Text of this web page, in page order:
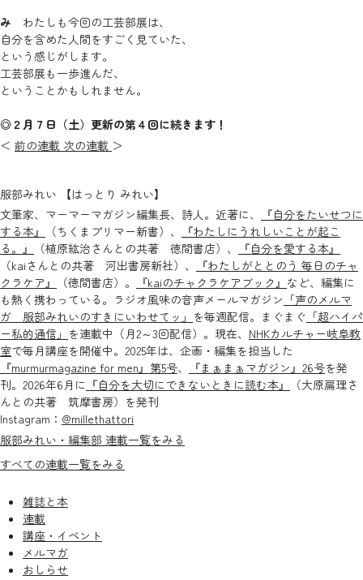
み わたしも今回の工芸部展は、
自分を含めた人間をすごく見ていた、
という感じがします。
工芸部展も一歩進んだ、
ということかもしれません。
◎２月７日（土）更新の第４回に続きます！
＜ 前の連載 次の連載 ＞
服部みれい 【はっとり みれい】
文筆家、マーマーマガジン編集長、詩人。近著に、
『自分をたいせつに
する本』
（ちくまプリマー新書）、
『わたしにうれしいことが起こ
る。』
（植原紘治さんとの共著 徳間書店）、
『自分を愛する本』
（kaiさんとの共著 河出書房新社）、
『わたしがととのう 毎日のチャ
クラケア』
（徳間書店）。 『kaiのチャクラケアブック』 など、編集に
も熱く携わっている。ラジオ風味の音声メールマガジン 「声のメルマ
ガ 服部みれいのすきにいわせてッ」 を毎週配信。まぐまぐ 「超ハイパ
ー私的通信」 を連載中（月2～3回配信）。現在、 NHKカルチャー岐阜教
室で毎月講座を開催中。2025年は、企画・編集を担当した
『murmurmagazine for men』第5号、 『まぁまぁマガジン』26号を発
刊。2026年6月に 『自分を大切にできないときに読む本』
（大原扁理さ
んとの共著 筑摩書房）を発刊
Instagram： @millethattori
服部みれい・編集部 連載一覧をみる
すべての連載一覧をみる
雑誌と本
連載
講座・イベント
メルマガ
おしらせ